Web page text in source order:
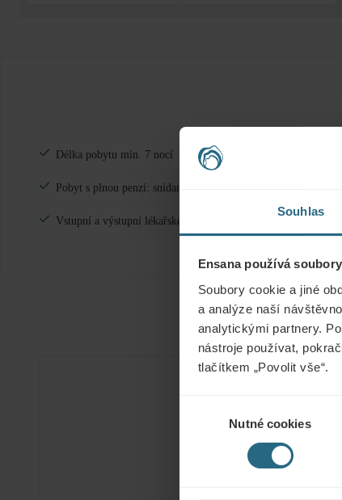
Souhlas
Ensana používá
Soubory cookie a jiné
a analýze naší
analytickými partnery.
nástroje používat,
tlačítkem „Povolit vše“.
Nutné cookies
Délka pobytu min. 7 nocí
Pobyt s plnou penzí: snídaně, oběd, večeře
Vstupní a výstupní lékařské vyšetření, návštěva lékaře 1x za